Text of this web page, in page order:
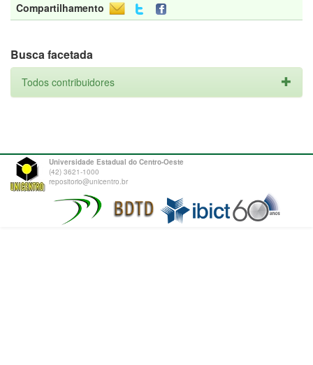
Compartilhamento
Busca facetada
Todos contribuidores
Universidade Estadual do Centro-Oeste
(42) 3621-1000
repositorio@unicentro.br